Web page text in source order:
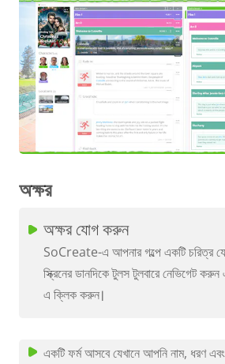
অক্ষর
অক্ষর যোগ করুন
SoCreate-এ আপনার গল্পে একটি চরিত্র
স্ক্রিনের ডানদিকে টুলস টুলবারে নেভিগেট
এ ক্লিক করুন।
একটি ফর্ম আসবে যেখানে আপনি নাম, ধরণ